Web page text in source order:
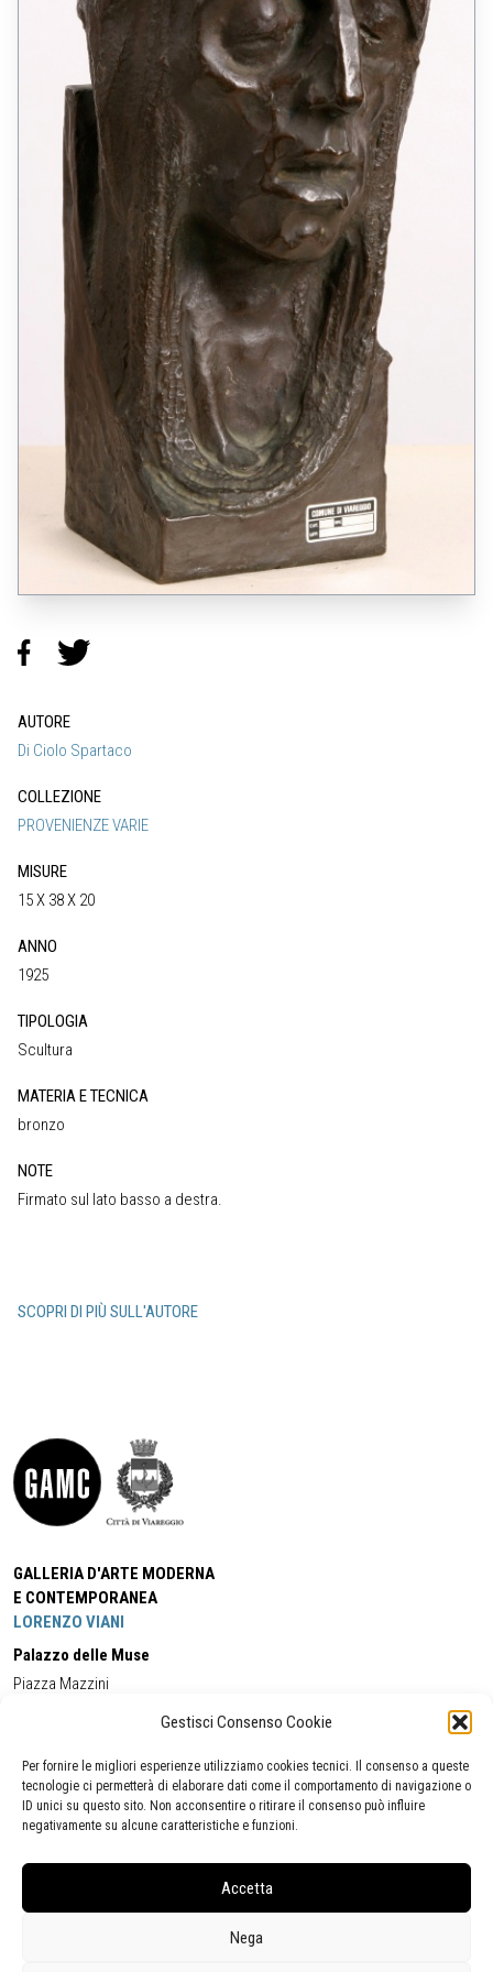
Gestisci Consenso Cookie
Per fornire le migliori esperienze utilizziamo cookies tecnici. Il consenso a queste
tecnologie ci permetterà di elaborare dati come il comportamento di navigazione o
ID unici su questo sito. Non acconsentire o ritirare il consenso può influire
negativamente su alcune caratteristiche e funzioni.
Accetta
Nega
AUTORE
Di Ciolo Spartaco
COLLEZIONE
PROVENIENZE VARIE
MISURE
15 X 38 X 20
ANNO
1925
TIPOLOGIA
Scultura
MATERIA E TECNICA
bronzo
NOTE
Firmato sul lato basso a destra.
SCOPRI DI PIÙ SULL'AUTORE
GALLERIA D'ARTE MODERNA
E CONTEMPORANEA
LORENZO VIANI
Palazzo delle Muse
Piazza Mazzini
Cell:+39 338 5714978 (orario apertura Galleria)
Tel:
+39 0584 944580
(orario 09.00/13.00)
Email:gamc@comune.viareggio.lu.it
Segnalazione di inaccessibilità